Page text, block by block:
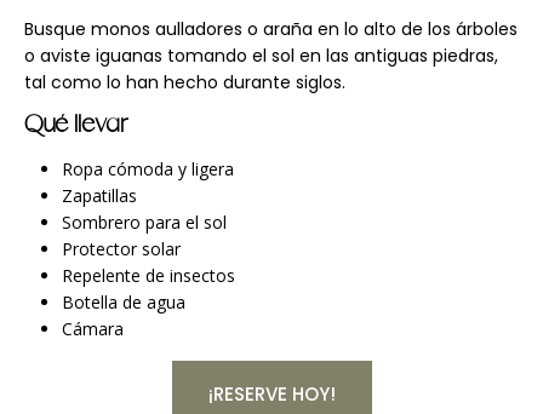
Busque monos aulladores o araña en lo alto de los árboles
o aviste iguanas tomando el sol en las antiguas piedras,
tal como lo han hecho durante siglos.
Qué llevar
Ropa cómoda y ligera
Zapatillas
Sombrero para el sol
Protector solar
Repelente de insectos
Botella de agua
Cámara
¡RESERVE HOY!